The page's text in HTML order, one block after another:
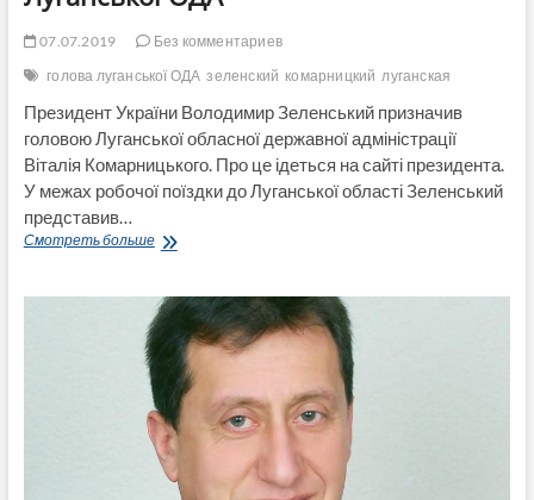
07.07.2019
Без комментариев
голова луганської ОДА зеленский комарницкий луганская
Президент України Володимир Зеленський призначив
головою Луганської обласної державної адміністрації
Віталія Комарницького. Про це ідеться на сайті президента.
У межах робочої поїздки до Луганської області Зеленський
представив…
Смотреть большеПрезидент
представив
Комарницького
головою
Луганської
ОДА